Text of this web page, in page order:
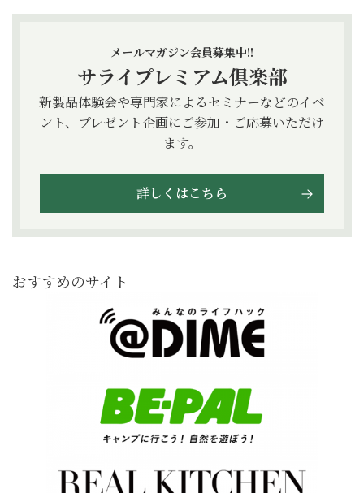
メールマガジン会員募集中!!
サライプレミアム倶楽部
新製品体験会や専門家によるセミナーなどのイベ
ント、プレゼント企画にご参加・ご応募いただけ
ます。
詳しくはこちら
おすすめのサイト